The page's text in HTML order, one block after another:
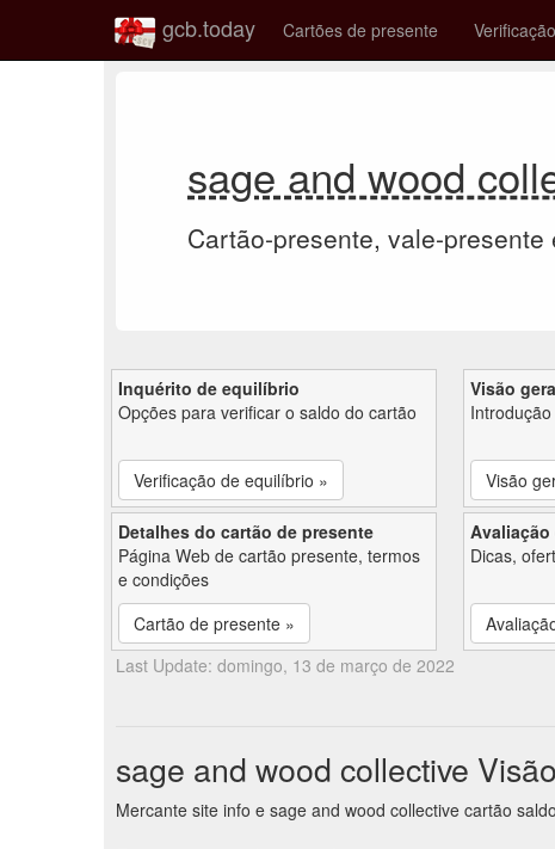
gcb.today Cartões de presente
sage and wood
Cartão-presente, vale-presente
Inquérito de equilíbrio
Opções para verificar o saldo do cartão
Verificação de equilíbrio »
Visão
Visão
Detalhes do cartão de presente
Página Web de cartão presente, termos
e condições
Cartão de presente »
Dicas,
Last Update: domingo, 13 de março de 2022
sage and wood collective
Mercante site info e sage and wood collective cartão